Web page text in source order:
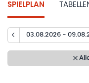
SPIELPLAN
03.08.2026 -